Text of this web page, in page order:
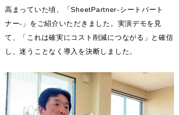
高まっていた頃、「SheetPartner-シートパート
ナー-」をご紹介いただきました。実演デモを見
て、「これは確実にコスト削減につながる」と確信
し、迷うことなく導入を決断しました。